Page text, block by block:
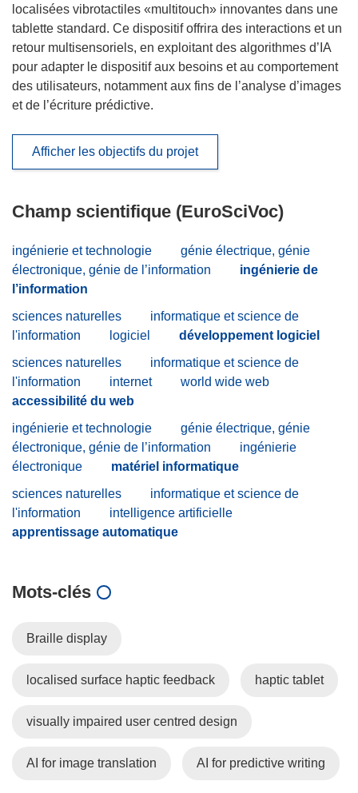
localisées vibrotactiles «multitouch» innovantes dans une
tablette standard. Ce dispositif offrira des interactions et un
retour multisensoriels, en exploitant des algorithmes d’IA
pour adapter le dispositif aux besoins et au comportement
des utilisateurs, notamment aux fins de l’analyse d’images
et de l’écriture prédictive.
Afficher les objectifs du projet
Champ scientifique (EuroSciVoc)
ingénierie et technologie
génie électrique, génie
électronique, génie de l’information
ingénierie de
l’information
sciences naturelles
informatique et science de
l'information
logiciel
développement logiciel
sciences naturelles
informatique et science de
l'information
internet
world wide web
accessibilité du web
ingénierie et technologie
génie électrique, génie
électronique, génie de l’information
ingénierie
électronique
matériel informatique
sciences naturelles
informatique et science de
l'information
intelligence artificielle
apprentissage automatique
Mots‑clés
Braille display
localised surface haptic feedback haptic tablet
visually impaired user centred design
AI for image translation AI for predictive writing